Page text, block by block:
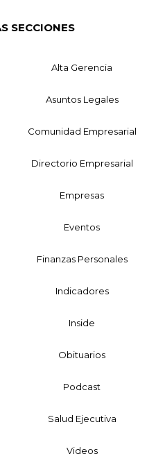
SECCIONES
Alta Gerencia
Asuntos Legales
Comunidad Empresarial
Directorio Empresarial
Empresas
Eventos
Finanzas Personales
Indicadores
Inside
Obituarios
Podcast
Salud Ejecutiva
Videos